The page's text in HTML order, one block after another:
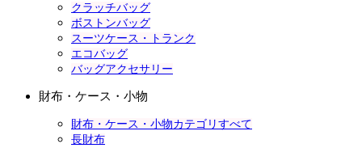
クラッチバッグ
ボストンバッグ
スーツケース・トランク
エコバッグ
バッグアクセサリー
財布・ケース・小物
財布・ケース・小物カテゴリすべて
長財布